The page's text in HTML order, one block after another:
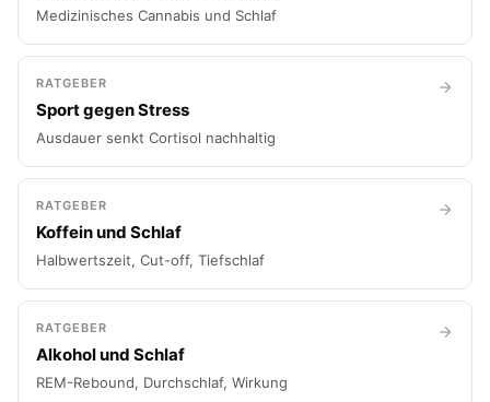
Medizinisches Cannabis und Schlaf
RATGEBER
Sport gegen Stress
Ausdauer senkt Cortisol nachhaltig
RATGEBER
Koffein und Schlaf
Halbwertszeit, Cut-off, Tiefschlaf
RATGEBER
Alkohol und Schlaf
REM-Rebound, Durchschlaf, Wirkung